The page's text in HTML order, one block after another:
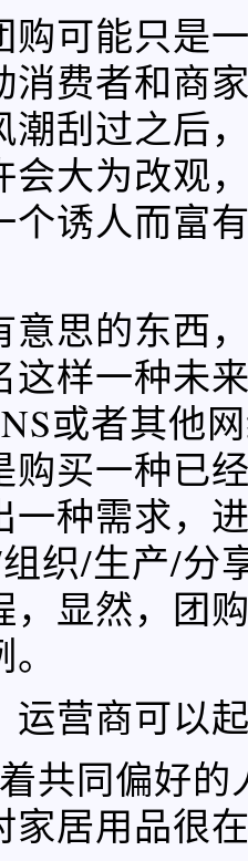
购可能只是
消费者和商
潮刮过之后
会大为改观
个诱人而富
意思的东西
这样一种未
或者其他
购买一种已
一种需求，
织/生产/分
，显然，团
运营商可以
共同偏好的
家居用品很